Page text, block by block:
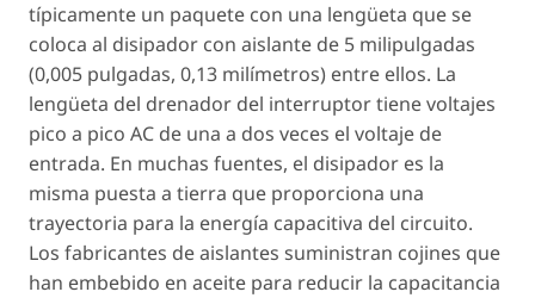
típicamente un paquete con una lengüeta que se
coloca al disipador con aislante de 5 milipulgadas
(0,005 pulgadas, 0,13 milímetros) entre ellos. La
lengüeta del drenador del interruptor tiene voltajes
pico a pico AC de una a dos veces el voltaje de
entrada. En muchas fuentes, el disipador es la
misma puesta a tierra que proporciona una
trayectoria para la energía capacitiva del circuito.
Los fabricantes de aislantes suministran cojines que
han embebido en aceite para reducir la capacitancia